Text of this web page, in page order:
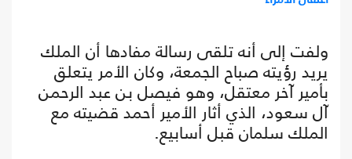
ولفت إلى أنه تلقى رسالة مفادها أن الملك
يريد رؤيته صباح الجمعة، وكان الأمر يتعلق
بأمير آخر معتقل، وهو فيصل بن عبد الرحمن
آل سعود، الذي أثار الأمير أحمد قضيته مع
الملك سلمان قبل أسابيع.